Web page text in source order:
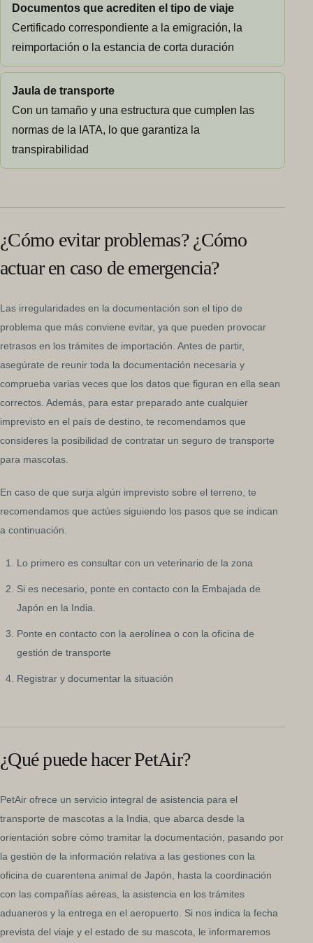
Documentos que acrediten el tipo de viaje
Certificado correspondiente a la emigración, la
reimportación o la estancia de corta duración
Jaula de transporte
Con un tamaño y una estructura que cumplen las
normas de la IATA, lo que garantiza la
transpirabilidad
¿Cómo evitar problemas? ¿Cómo
actuar en caso de emergencia?
Las irregularidades en la documentación son el tipo de
problema que más conviene evitar, ya que pueden provocar
retrasos en los trámites de importación. Antes de partir,
asegúrate de reunir toda la documentación necesaria y
comprueba varias veces que los datos que figuran en ella sean
correctos. Además, para estar preparado ante cualquier
imprevisto en el país de destino, te recomendamos que
consideres la posibilidad de contratar un seguro de transporte
para mascotas.
En caso de que surja algún imprevisto sobre el terreno, te
recomendamos que actúes siguiendo los pasos que se indican
a continuación.
Lo primero es consultar con un veterinario de la zona
Si es necesario, ponte en contacto con la Embajada de
Japón en la India.
Ponte en contacto con la aerolínea o con la oficina de
gestión de transporte
Registrar y documentar la situación
¿Qué puede hacer PetAir?
PetAir ofrece un servicio integral de asistencia para el
transporte de mascotas a la India, que abarca desde la
orientación sobre cómo tramitar la documentación, pasando por
la gestión de la información relativa a las gestiones con la
oficina de cuarentena animal de Japón, hasta la coordinación
con las compañías aéreas, la asistencia en los trámites
aduaneros y la entrega en el aeropuerto. Si nos indica la fecha
prevista del viaje y el estado de su mascota, le informaremos